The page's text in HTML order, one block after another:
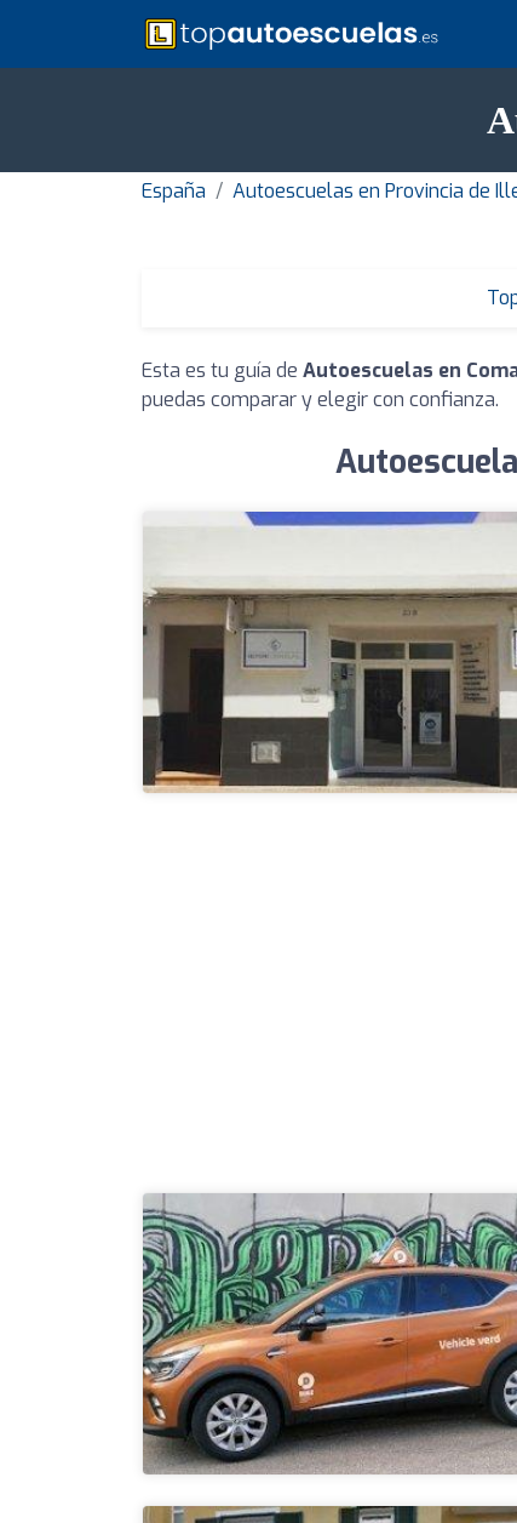
España Autoescuelas en Provincia de
Esta es tu guía de Autoescuelas en
puedas comparar y elegir con confianza.